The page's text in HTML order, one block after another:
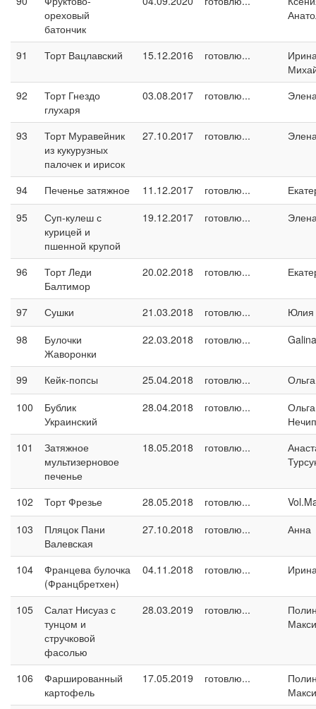
ореховый
батончик
91 Торт Вацлавский 15.12.2016 готовлю...
92
Торт Гнездо
глухаря
03.08.2017 готовлю...
93
Торт Муравейник
из кукурузных
палочек и ирисок
27.10.2017 готовлю...
94 Печенье затяжное 11.12.2017 готовлю...
95
Суп-кулеш с
курицей и
пшенной крупой
19.12.2017 готовлю...
96
Торт Леди
Балтимор
20.02.2018 готовлю...
97 Сушки 21.03.2018 готовлю...
Юлия
98
Булочки
Жаворонки
22.03.2018 готовлю...
99 Кейк-попсы 25.04.2018 готовлю...
100
Бублик
Украинский
28.04.2018 готовлю...
Ольга
101
Затяжное
мультизерновое
печенье
18.05.2018 готовлю...
102 Торт Фрезье 28.05.2018 готовлю...
103
Пляцок Пани
Валевская
27.10.2018 готовлю... Анна
104
Францева булочка
(Францбретхен)
04.11.2018 готовлю...
105
Салат Нисуаз с
тунцом и
стручковой
фасолью
28.03.2019 готовлю...
106
Фаршированный
картофель
17.05.2019 готовлю...